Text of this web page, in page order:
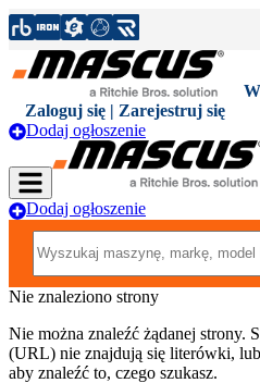
Zaloguj się | Zarejestruj się
Dodaj ogłoszenie
Dodaj ogłoszenie
Nie znaleziono strony
Nie można znaleźć żądanej strony.
(URL) nie znajdują się literówki,
aby znaleźć to, czego szukasz.